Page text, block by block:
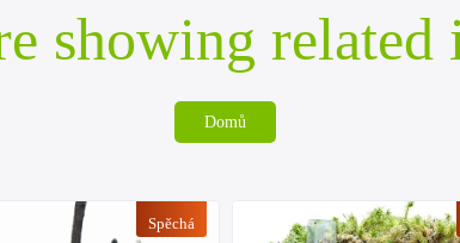
showing related
Domů
Spěchá